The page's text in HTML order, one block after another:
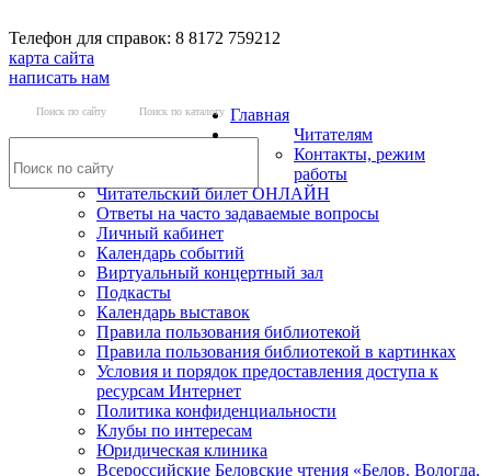
Телефон для справок: 8 8172 759212
карта сайта
написать нам
Поиск по сайту Поиск по каталогу Главная
Читателям
Контакты, режим
работы
Читательский билет ОНЛАЙН
Ответы на часто задаваемые вопросы
Личный кабинет
Календарь событий
Виртуальный концертный зал
Подкасты
Календарь выставок
Правила пользования библиотекой
Правила пользования библиотекой в картинках
Условия и порядок предоставления доступа к
ресурсам Интернет
Политика конфиденциальности
Клубы по интересам
Юридическая клиника
Всероссийские Беловские чтения «Белов. Вологда.